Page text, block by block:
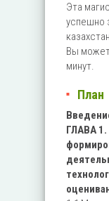
Эта
успешно
Вы
минут.
План
ГЛАВА